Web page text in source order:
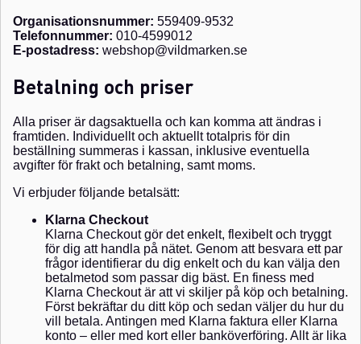
Organisationsnummer: 559409-9532
Telefonnummer: 010-4599012
E-postadress: webshop@vildmarken.se
Betalning och priser
Alla priser är dagsaktuella och kan komma att ändras i
framtiden. Individuellt och aktuellt totalpris för din
beställning summeras i kassan, inklusive eventuella
avgifter för frakt och betalning, samt moms.
Vi erbjuder följande betalsätt:
Klarna Checkout
Klarna Checkout gör det enkelt, flexibelt och tryggt
för dig att handla på nätet. Genom att besvara ett par
frågor identifierar du dig enkelt och du kan välja den
betalmetod som passar dig bäst. En finess med
Klarna Checkout är att vi skiljer på köp och betalning.
Först bekräftar du ditt köp och sedan väljer du hur du
vill betala. Antingen med Klarna faktura eller Klarna
konto – eller med kort eller banköverföring. Allt är lika